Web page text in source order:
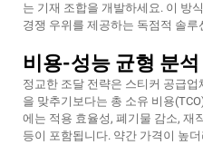
는 기재 조합을 개발하세요. 이 방
경쟁 우위를 제공하는 독점적 솔
비용-성능 균형 분석
정교한 조달 전략은 스티커 공급
을 맞추기보다는 총 소유 비용
에는 적용 효율성, 폐기물 감소, 재
등이 포함됩니다. 약간 가격이 높